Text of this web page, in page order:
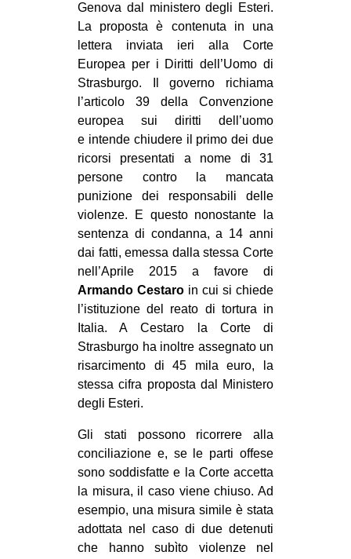
MUSICA
RECENSIONI
INTERNAZIONALE
AFRICA
AMERICHE
ESTREMO ORIENTE
EUROPA
MEDIO ORIENTE
MONDO
in
Fb
tw
ms
SEARCH
Genova dal ministero degli Esteri.
La proposta è contenuta in una
lettera inviata ieri alla Corte
Europea per i Diritti dell’Uomo di
Strasburgo. Il governo richiama
l’articolo 39 della Convenzione
europea sui diritti dell’uomo
e intende chiudere il primo dei due
ricorsi presentati a nome di 31
persone contro la mancata
punizione dei responsabili delle
violenze. E questo nonostante la
sentenza di condanna, a 14 anni
dai fatti, emessa dalla stessa Corte
nell’Aprile 2015 a favore di
Armando Cestaro in cui si chiede
l’istituzione del reato di tortura in
Italia. A Cestaro la Corte di
Strasburgo ha inoltre assegnato un
risarcimento di 45 mila euro, la
stessa cifra proposta dal Ministero
degli Esteri.
Gli stati possono ricorrere alla
conciliazione e, se le parti offese
sono soddisfatte e la Corte accetta
la misura, il caso viene chiuso. Ad
esempio, una misura simile è stata
adottata nel caso di due detenuti
che hanno subìto violenze nel